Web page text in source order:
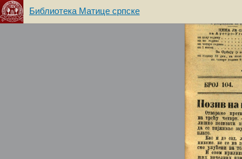
Библиотека Матице српске